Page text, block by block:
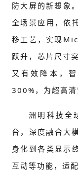
防大屏的新想象
全场景应用，依
移工艺，实现
跃升，芯片尺寸
又有效降本，
300%，为超高清
洲明科技全
台，深度融合大
身化到各类显示
互动等功能，适